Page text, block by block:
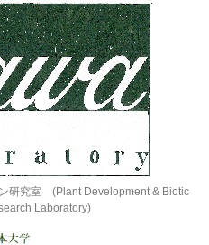
研究室 (Plant Development & Biotic
Laboratory)